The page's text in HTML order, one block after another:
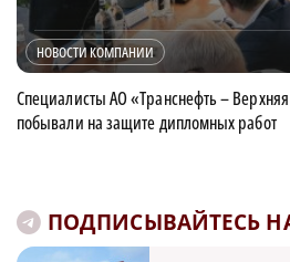
НОВОСТИ КОМПАНИИ
Специалисты АО «Транснефть –
побывали на защите дипломных работ
ПОДПИСЫВАЙТЕСЬ